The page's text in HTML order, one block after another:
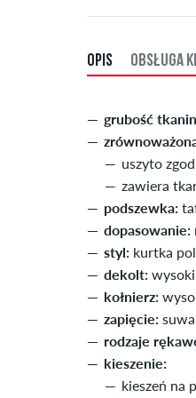
OPIS OBSŁUGA
grubość
uszyto
zawiera
podszewka:
dopasowanie:
styl: kurtka
dekolt:
kołnierz:
zapięcie:
rodzaje
kieszenie:
kieszeń na